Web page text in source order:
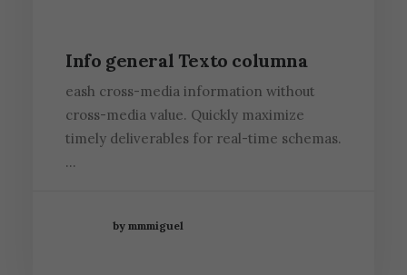
Info general Texto columna
eash cross-media information without
cross-media value. Quickly maximize
timely deliverables for real-time schemas.
…
by mmmiguel